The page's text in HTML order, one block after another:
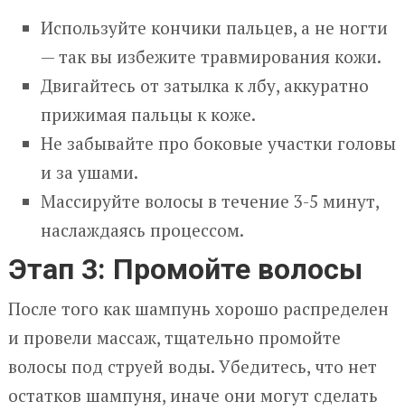
Используйте кончики пальцев, а не ногти
— так вы избежите травмирования кожи.
Двигайтесь от затылка к лбу, аккуратно
прижимая пальцы к коже.
Не забывайте про боковые участки головы
и за ушами.
Массируйте волосы в течение 3-5 минут,
наслаждаясь процессом.
Этап 3: Промойте волосы
После того как шампунь хорошо распределен
и провели массаж, тщательно промойте
волосы под струей воды. Убедитесь, что нет
остатков шампуня, иначе они могут сделать